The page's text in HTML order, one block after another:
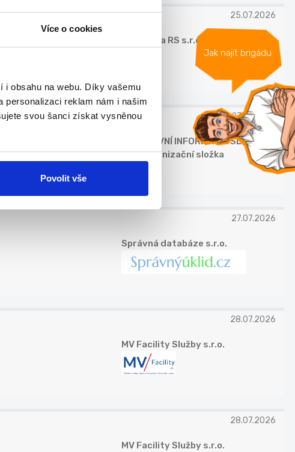
Více o cookies
i obsahu na webu. Díky vašemu
personalizaci reklam nám i našim
svou šanci získat vysněnou
Povolit vše
Jak najít brigádu
25.07.2026
Autoškola RS s.r.o.
27.07.2026
DETEKTIVNÍ INFORMAČNÍ SLUŽBA
ČR - organizační složka
27.07.2026
Správná databáze s.r.o.
28.07.2026
MV Facility Služby s.r.o.
28.07.2026
MV Facility Služby s.r.o.